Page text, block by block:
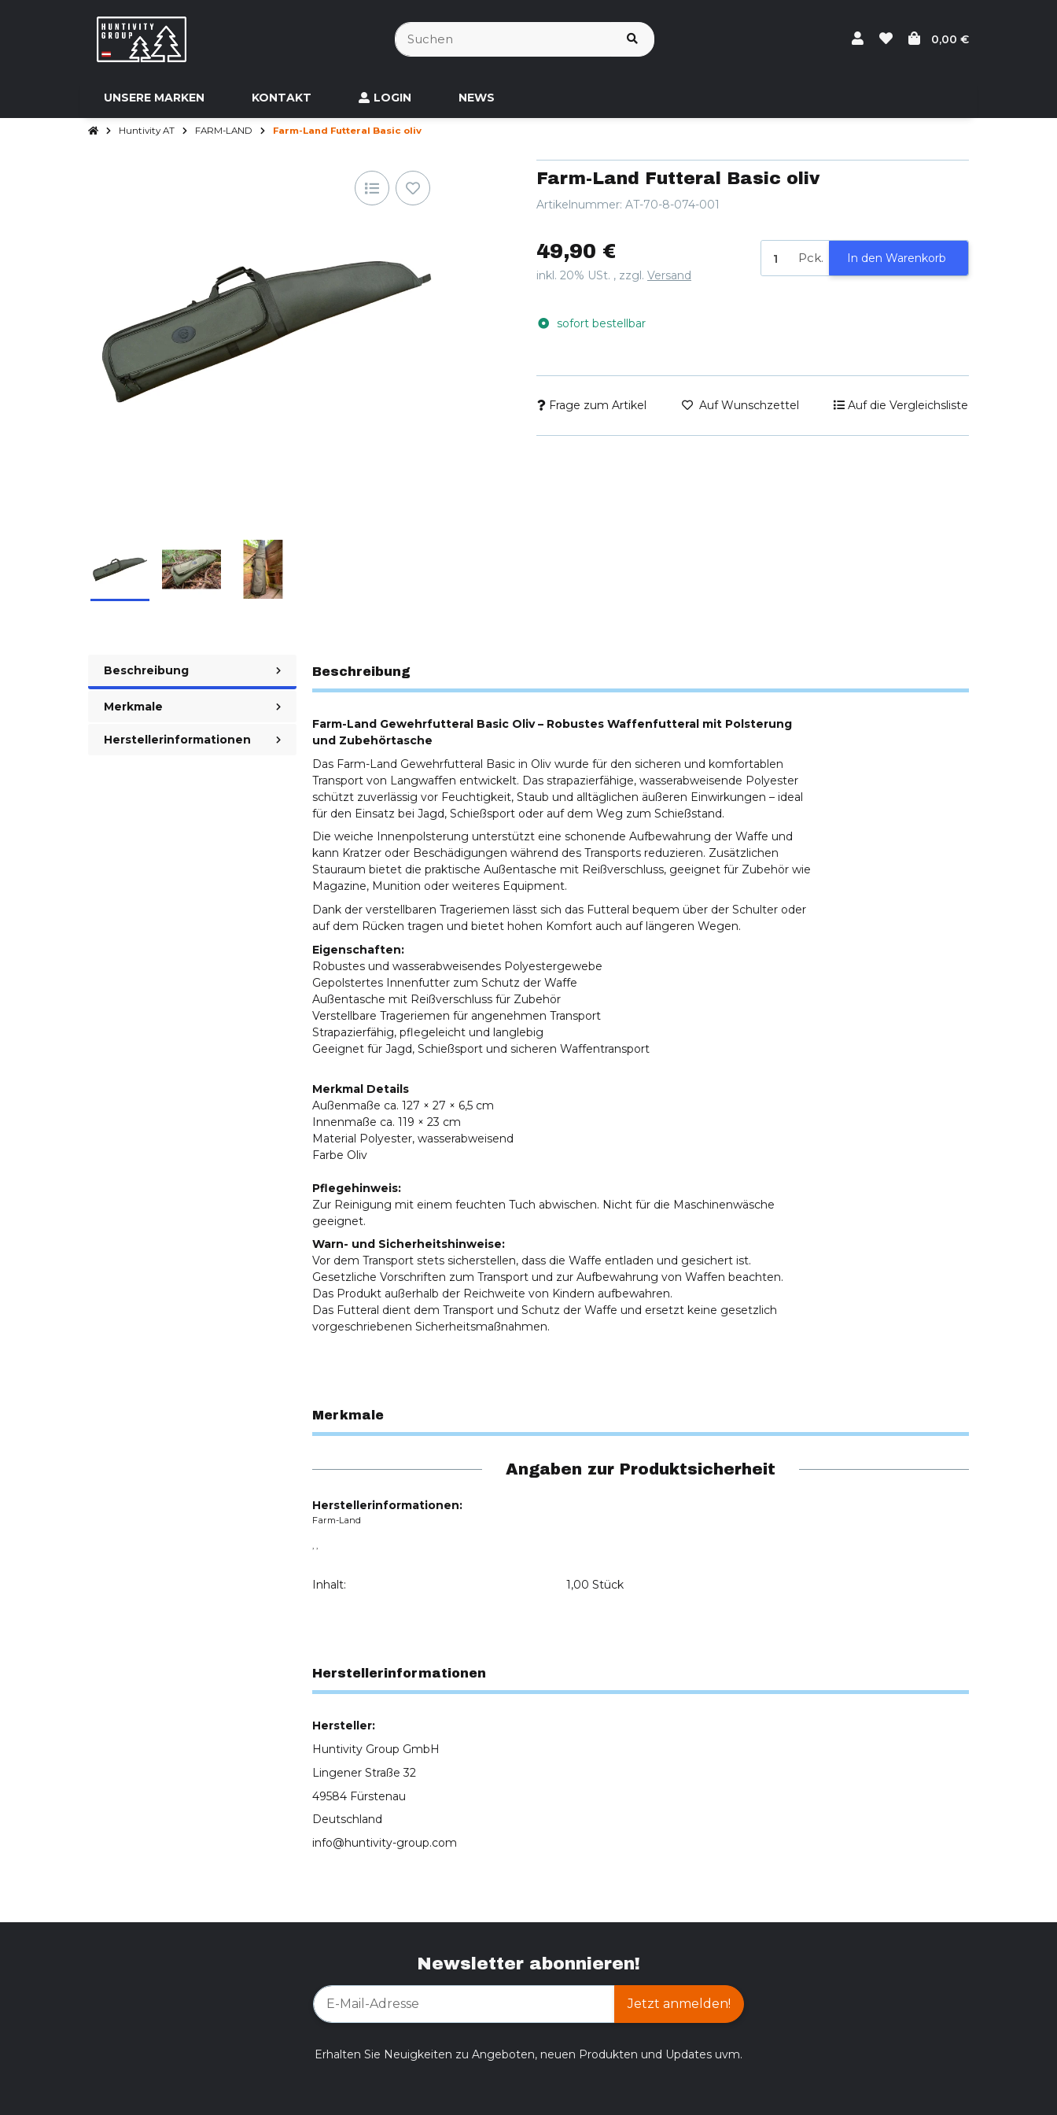
0,00 €
UNSERE MARKEN KONTAKT LOGIN NEWS
Huntivity AT FARM-LAND Farm-Land Futteral Basic oliv
Farm-Land Futteral Basic oliv
Artikelnummer: AT-70-8-074-001
49,90 €
inkl. 20% USt. , zzgl. Versand
sofort bestellbar
Pck. In den Warenkorb
Frage zum Artikel Auf Wunschzettel Auf die Vergleichsliste
Beschreibung
Merkmale
Herstellerinformationen
Beschreibung
Farm-Land Gewehrfutteral Basic Oliv – Robustes Waffenfutteral mit Polsterung
und Zubehörtasche
Das Farm-Land Gewehrfutteral Basic in Oliv wurde für den sicheren und komfortablen
Transport von Langwaffen entwickelt. Das strapazierfähige, wasserabweisende Polyester
schützt zuverlässig vor Feuchtigkeit, Staub und alltäglichen äußeren Einwirkungen – ideal
für den Einsatz bei Jagd, Schießsport oder auf dem Weg zum Schießstand.
Die weiche Innenpolsterung unterstützt eine schonende Aufbewahrung der Waffe und
kann Kratzer oder Beschädigungen während des Transports reduzieren. Zusätzlichen
Stauraum bietet die praktische Außentasche mit Reißverschluss, geeignet für Zubehör wie
Magazine, Munition oder weiteres Equipment.
Dank der verstellbaren Trageriemen lässt sich das Futteral bequem über der Schulter oder
auf dem Rücken tragen und bietet hohen Komfort auch auf längeren Wegen.
Eigenschaften:
Robustes und wasserabweisendes Polyestergewebe
Gepolstertes Innenfutter zum Schutz der Waffe
Außentasche mit Reißverschluss für Zubehör
Verstellbare Trageriemen für angenehmen Transport
Strapazierfähig, pflegeleicht und langlebig
Geeignet für Jagd, Schießsport und sicheren Waffentransport
Merkmal Details
Außenmaße ca. 127 × 27 × 6,5 cm
Innenmaße ca. 119 × 23 cm
Material Polyester, wasserabweisend
Farbe Oliv
Pflegehinweis:
Zur Reinigung mit einem feuchten Tuch abwischen. Nicht für die Maschinenwäsche
geeignet.
Warn- und Sicherheitshinweise:
Vor dem Transport stets sicherstellen, dass die Waffe entladen und gesichert ist.
Gesetzliche Vorschriften zum Transport und zur Aufbewahrung von Waffen beachten.
Das Produkt außerhalb der Reichweite von Kindern aufbewahren.
Das Futteral dient dem Transport und Schutz der Waffe und ersetzt keine gesetzlich
vorgeschriebenen Sicherheitsmaßnahmen.
Merkmale
Angaben zur Produktsicherheit
Herstellerinformationen:
Farm-Land
, ,
Inhalt: 1,00 Stück
Herstellerinformationen
Hersteller:
Huntivity Group GmbH
Lingener Straße 32
49584 Fürstenau
Deutschland
info@huntivity-group.com
Newsletter abonnieren!
Jetzt anmelden!
Erhalten Sie Neuigkeiten zu Angeboten, neuen Produkten und Updates uvm.